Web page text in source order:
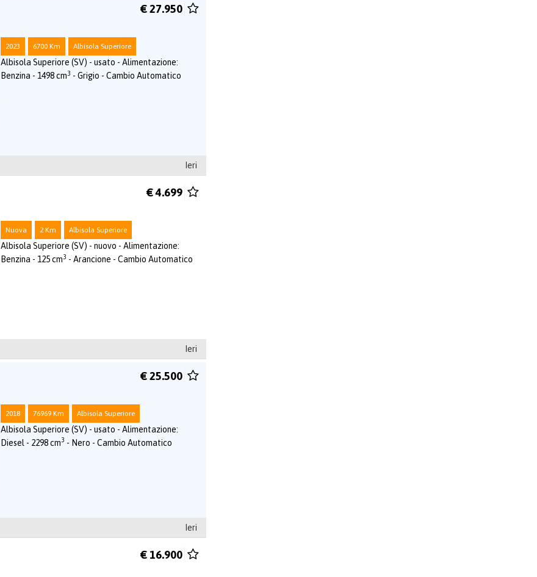
€ 27.950
2023 6700 Km Albisola Superiore
Albisola Superiore (SV) - usato - Alimentazione:
Benzina - 1498 cm3 - Grigio - Cambio Automatico
Ieri
€ 4.699
Nuova 2 Km Albisola Superiore
Albisola Superiore (SV) - nuovo - Alimentazione:
Benzina - 125 cm3 - Arancione - Cambio Automatico
Ieri
€ 25.500
2018 76969 Km Albisola Superiore
Albisola Superiore (SV) - usato - Alimentazione:
Diesel - 2298 cm3 - Nero - Cambio Automatico
Ieri
€ 16.900